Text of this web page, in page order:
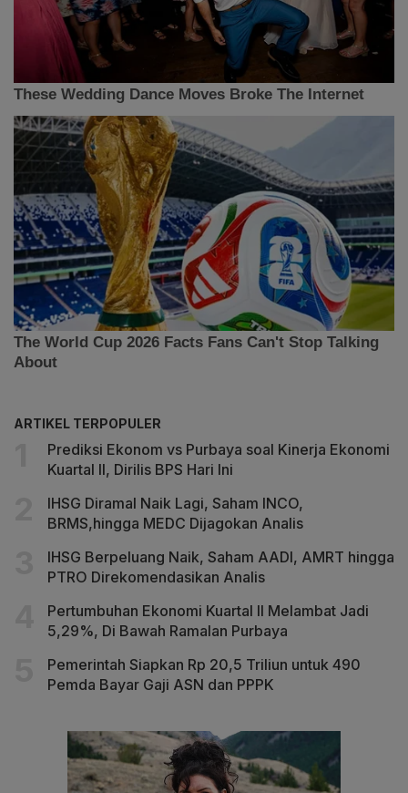
ARTIKEL TERPOPULER
Prediksi Ekonom vs Purbaya soal Kinerja Ekonomi
Kuartal II, Dirilis BPS Hari Ini
IHSG Diramal Naik Lagi, Saham INCO,
BRMS,hingga MEDC Dijagokan Analis
IHSG Berpeluang Naik, Saham AADI, AMRT hingga
PTRO Direkomendasikan Analis
Pertumbuhan Ekonomi Kuartal II Melambat Jadi
5,29%, Di Bawah Ramalan Purbaya
Pemerintah Siapkan Rp 20,5 Triliun untuk 490
Pemda Bayar Gaji ASN dan PPPK